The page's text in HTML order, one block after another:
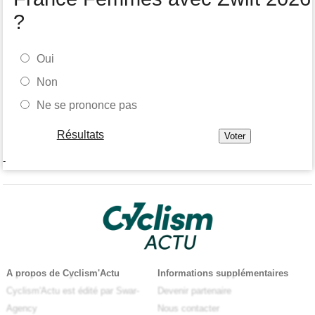
?
Oui
Non
Ne se prononce pas
Résultats
-
A propos de Cyclism'Actu
Cyclism'Actu est édité par Swar-
Agency
Informations supplémentaires
Devenir partenaire
Nous contacter